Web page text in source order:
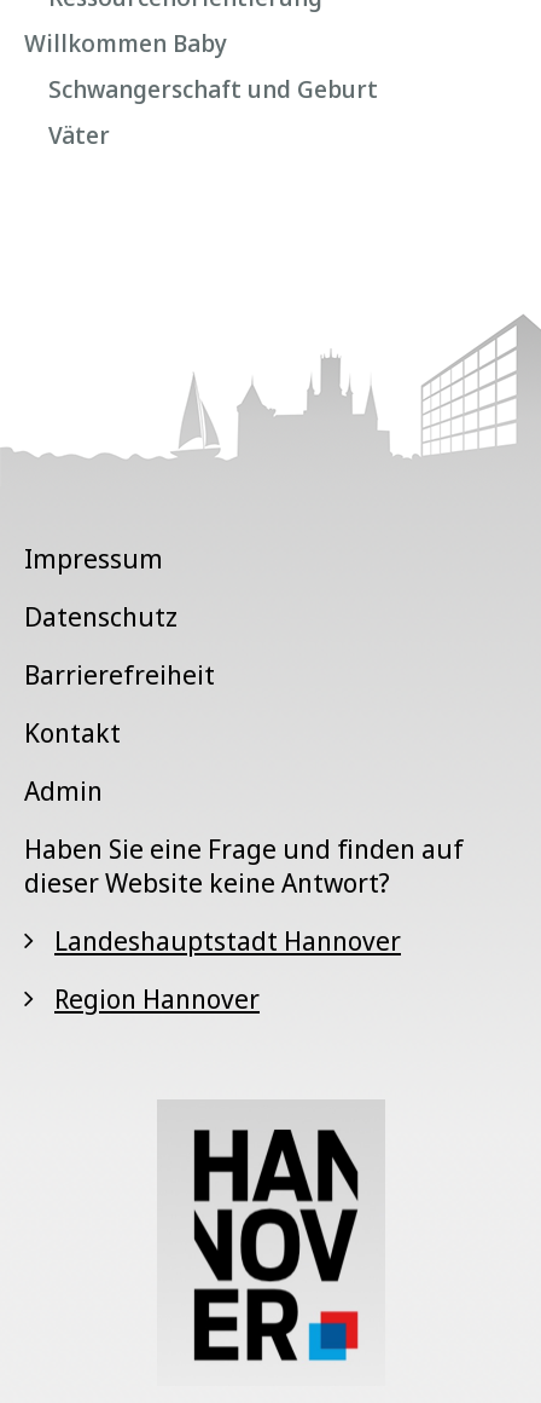
Willkommen Baby
Schwangerschaft und Geburt
Väter
Impressum
Datenschutz
Barrierefreiheit
Kontakt
Admin
Haben Sie eine Frage und finden auf
dieser Website keine Antwort?
Landeshauptstadt Hannover
Region Hannover